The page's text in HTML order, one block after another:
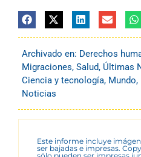
Archivado en: Derechos
Migraciones, Salud, Últimas
Ciencia y tecnología, Mundo,
Noticias
Este informe incluye
ser bajadas e impresas.